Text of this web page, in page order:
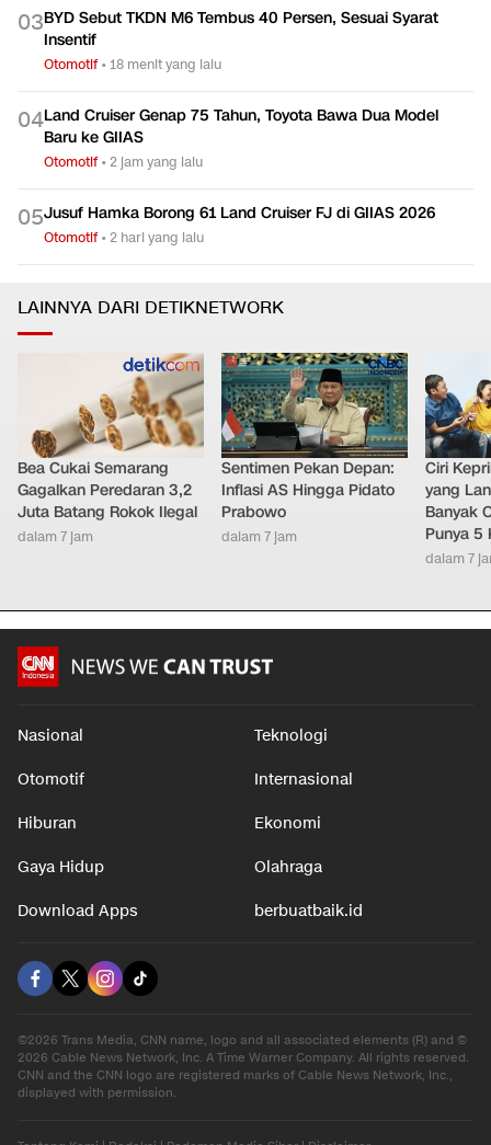
03BYD Sebut TKDN M6 Tembus 40 Persen, Sesuai Syarat
Insentif
Otomotif•18 menit yang lalu
04Land Cruiser Genap 75 Tahun, Toyota Bawa Dua Model
Baru ke GIIAS
Otomotif•2 jam yang lalu
05Jusuf Hamka Borong 61 Land Cruiser FJ di GIIAS 2026
Otomotif•2 hari yang lalu
LAINNYA DARI DETIKNETWORK
Bea Cukai Semarang
Gagalkan Peredaran 3,2
Juta Batang Rokok Ilegal
dalam 7 jam
Sentimen Pekan Depan:
Inflasi AS Hingga Pidato
Prabowo
dalam 7 jam
Ciri
yang
Banyak
Punya 5
dalam 7
Nasional Teknologi
Otomotif Internasional
Hiburan Ekonomi
Gaya Hidup Olahraga
Download Apps berbuatbaik.id
©2026 Trans Media, CNN name, logo and all associated elements (R) and ©
2026 Cable News Network, Inc. A Time Warner Company. All rights reserved.
CNN and the CNN logo are registered marks of Cable News Network, Inc.,
displayed with permission.